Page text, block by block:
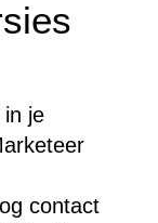
je
contact